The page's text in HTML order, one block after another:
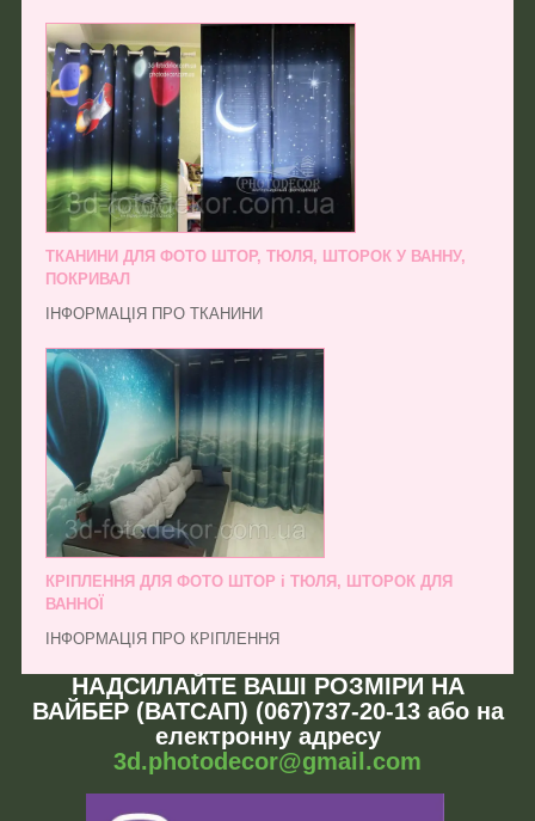
ТКАНИНИ ДЛЯ ФОТО ШТОР, ТЮЛЯ, ШТОРОК У ВАННУ,
ПОКРИВАЛ
ІНФОРМАЦІЯ ПРО ТКАНИНИ
КРІПЛЕННЯ ДЛЯ ФОТО ШТОР і ТЮЛЯ, ШТОРОК ДЛЯ
ВАННОЇ
ІНФОРМАЦІЯ ПРО КРІПЛЕННЯ
НАДСИЛАЙТЕ ВАШІ РОЗМІРИ НА
ВАЙБЕР (ВАТСАП) (067)737-20-13 або на
електронну адресу
3d.photodecor@gmail.com